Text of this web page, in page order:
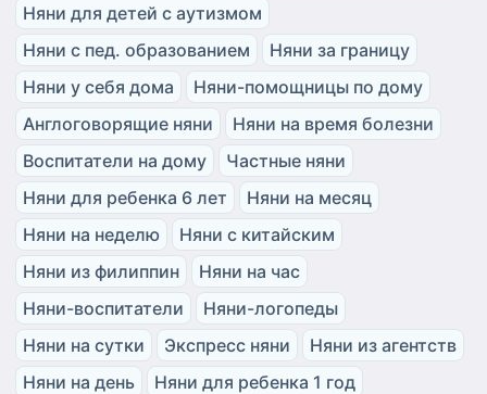
Няни для детей с аутизмом
Няни с пед. образованием
Няни за границу
Няни у себя дома
Няни-помощницы по дому
Англоговорящие няни
Няни на время болезни
Воспитатели на дому
Частные няни
Няни для ребенка 6 лет
Няни на месяц
Няни на неделю
Няни с китайским
Няни из филиппин
Няни на час
Няни-воспитатели
Няни-логопеды
Няни на сутки
Экспресс няни
Няни из агентств
Няни на день
Няни для ребенка 1 год